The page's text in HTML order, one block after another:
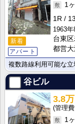
新着
アパート
1
1R
1963年
台東
都営
複数路線利用可能な
谷ビル
3.8
1